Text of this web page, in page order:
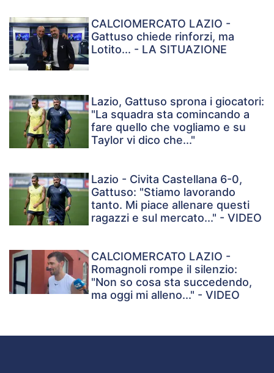
CALCIOMERCATO LAZIO -
Gattuso chiede rinforzi, ma
Lotito... - LA SITUAZIONE
Lazio, Gattuso sprona i giocatori:
"La squadra sta comincando a
fare quello che vogliamo e su
Taylor vi dico che..."
Lazio - Civita Castellana 6-0,
Gattuso: "Stiamo lavorando
tanto. Mi piace allenare questi
ragazzi e sul mercato..." - VIDEO
CALCIOMERCATO LAZIO -
Romagnoli rompe il silenzio:
"Non so cosa sta succedendo,
ma oggi mi alleno..." - VIDEO